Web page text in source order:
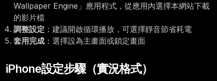
Wallpaper Engine」應用程式，從應用內選擇本網站下載
的影片檔
調整設定 ：建議開啟循環播放，可選擇靜音節省耗電
套用完成 ：選擇設為主畫面或鎖定畫面
iPhone設定步驟（實況格式）